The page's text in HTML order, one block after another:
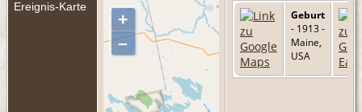
Ereignis-Karte
+
–
Geburt
- 1913 -
Maine,
USA